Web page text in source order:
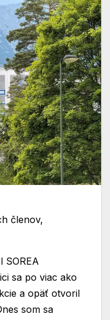
členov,
SOREA
sa po viac ako
a opäť otvoril
som sa